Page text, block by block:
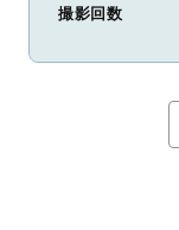
撮影回数